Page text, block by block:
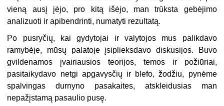
vieną ausį įėjo, pro kitą išėjo, man trūksta gebėjimo
analizuoti ir apibendrinti, numatyti rezultatą.
Po pusryčių, kai gydytojai ir valytojos mus palikdavo
ramybėje, mūsų palatoje įsiplieksdavo diskusijos. Buvo
gvildenamos įvairiausios teorijos, temos ir požiūriai,
pasitaikydavo netgi apgavysčių ir blefo, žodžiu, pynėme
spalvingas durnyno pasakaites, atskleidusias man
nepažįstamą pasaulio pusę.